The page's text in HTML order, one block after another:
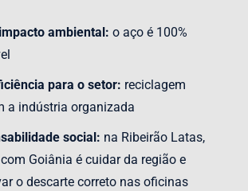
ambiental: o aço é 100%
para o setor: reciclagem
a indústria organizada
social: na Ribeirão Latas,
Goiânia é cuidar da região e
o descarte correto nas oficinas